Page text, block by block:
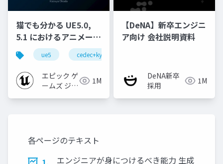
猫でも分かる UE5.0,
5.1 におけるアニメーシ
ョンの新機能について
【CEDEC+KYUSHU
2022】
ue5 cedec+kyushu
エピック ゲ
ームズ ジャ
1M
【DeNA】新卒エンジニ
ア向け 会社説明資料
DeNA新卒
採用
1M
各ページのテキスト
エンジニアが身につけるべき能力 生成